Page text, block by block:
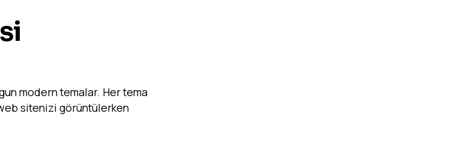
modern temalar. Her tema
sitenizi görüntülerken